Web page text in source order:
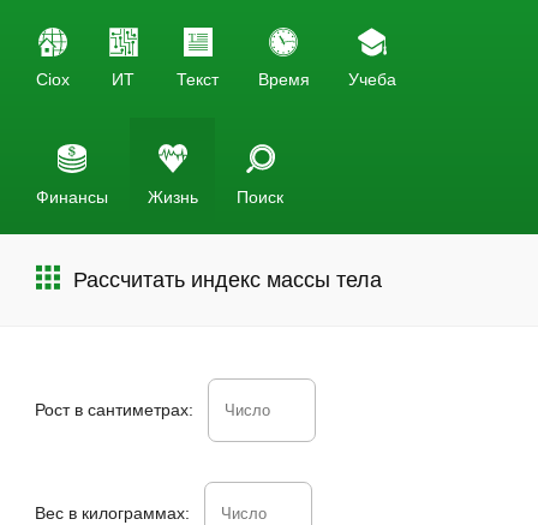
Ciox ИТ Текст Время Учеба
Финансы Жизнь Поиск
Рассчитать индекс массы тела
Рост в сантиметрах:
Вес в килограммах: